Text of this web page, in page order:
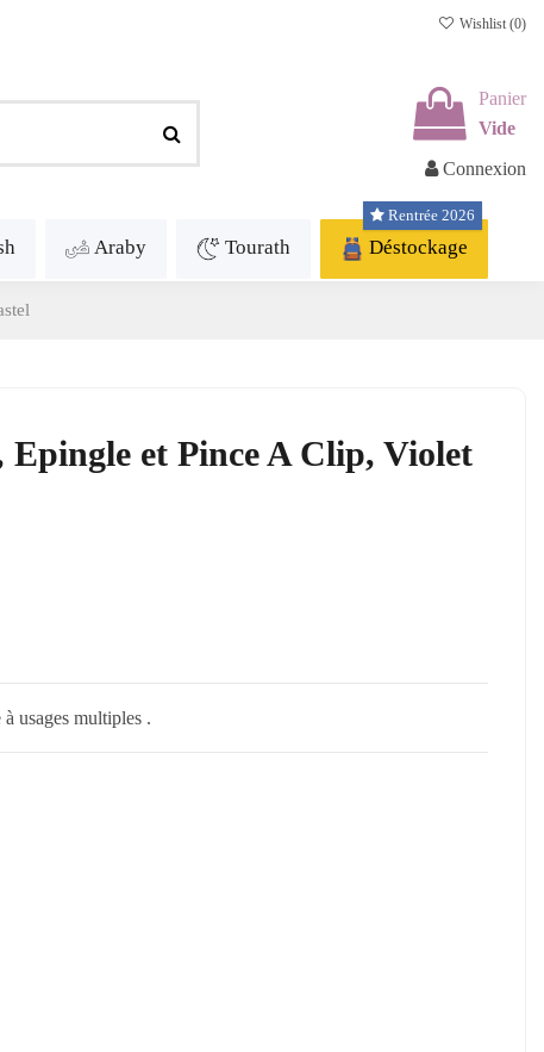
Wishlist (0)
Panier
Vide
Connexion
Araby Tourath Déstockage
Rentrée 2026
Epingle et Pince A Clip, Violet
usages multiples .